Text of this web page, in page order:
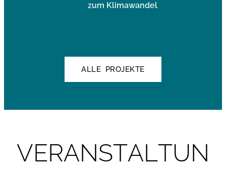
zum Klimawandel
ALLE PROJEKTE
VERANSTALTUN